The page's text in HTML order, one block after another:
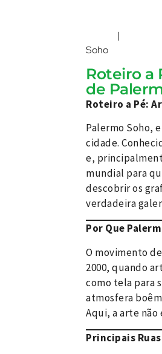
|
Soho
Roteiro a
de
Roteiro a Pé:
Palermo Soho,
cidade.
e,
mundial para
descobrir os
verdadeira
Por Que
O movimento
2000, quando
como tela para
atmosfera
Aqui, a arte
Principais